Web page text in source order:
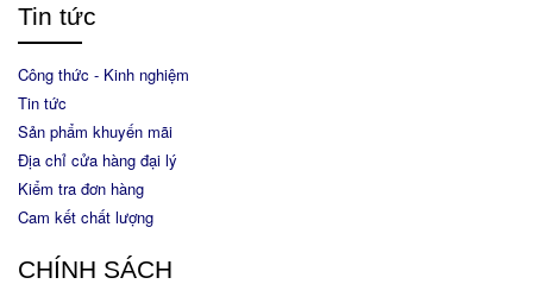
Tin tức
Công thức - Kinh nghiệm
Tin tức
Sản phẩm khuyến mãi
Địa chỉ cửa hàng đại lý
Kiểm tra đơn hàng
Cam kết chất lượng
CHÍNH SÁCH